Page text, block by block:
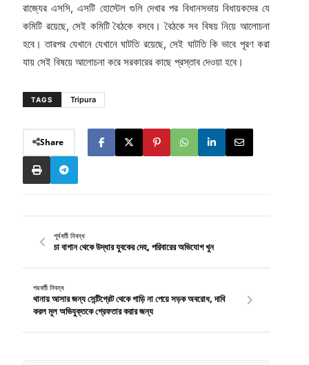
রাজ্যের এসসি, এসটি হোস্টেল গুলি দেখার পর বিধানসভায় বিধায়কদের যে
কমিটি রয়েছে, সেই কমিটি বৈঠকে বসবে। বৈঠকে সব বিষয় নিয়ে আলোচনা
হবে। তারপর যেখানে যেখানে ঘাটতি রয়েছে, সেই ঘাটতি কি ভাবে পূরণ করা
যায় সেই বিষয়ে আলোচনা করে সরকারের কাছে প্রস্তাব দেওয়া হবে।
TAGS Tripura
Share
পূর্ববর্তী নিবন্ধ
চা বাগান থেকে উদ্ধার যুবকের দেহ, পরিবারের অভিযোগ খুন
পরবর্তী নিবন্ধ
থানায় আসার জন্য সেন্টিগ্রেট থেকে গাড়ি না পেয়ে সড়ক অবরোধ, দাবি
করল মূল অভিযুক্তকে গ্রেফতার করার জন্য